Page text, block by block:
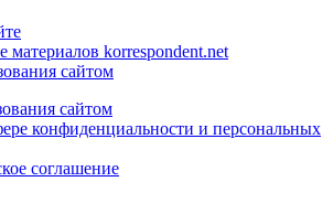
материалов korrespondent.net
сайтом
сайтом
конфиденциальности и персональных
соглашение